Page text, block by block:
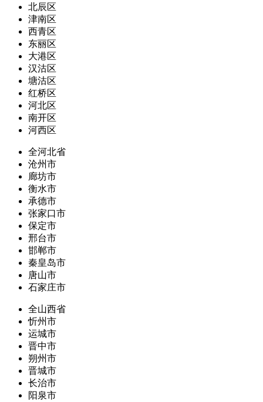
北辰区
津南区
西青区
东丽区
大港区
汉沽区
塘沽区
红桥区
河北区
南开区
河西区
全河北省
沧州市
廊坊市
衡水市
承德市
张家口市
保定市
邢台市
邯郸市
秦皇岛市
唐山市
石家庄市
全山西省
忻州市
运城市
晋中市
朔州市
晋城市
长治市
阳泉市